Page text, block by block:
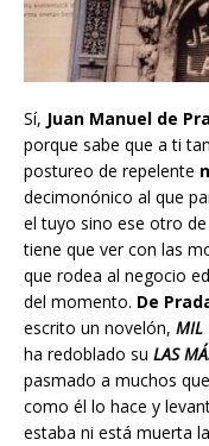
Sí, Juan Manuel de
porque sabe que a ti
postureo de repelente
decimonónico al que
el tuyo sino ese otro
tiene que ver con las
que rodea al negocio
del momento. De
escrito un novelón, MIL
ha redoblado su LAS
pasmado a muchos
como él lo hace y
estaba ni está muerta